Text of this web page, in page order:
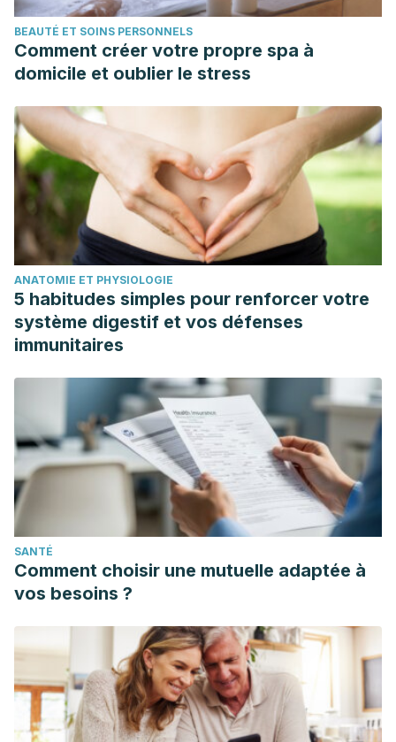
answers/hypothyroidism-diet/faq-20058554
VV.AA. (2017). Efectos del deporte sobre la glándula
tiroides. http://scielo.sld.cu/scielo.php?
Biblioteca Nacional de Medicina de Estados Unidos.
https://medlineplus.gov/spanish/ency/article/000371.htm
Segerstrom, Suzanne., Miller, Gregory.
(2004).Psychological Stress and the Human Immune
System: A Meta-Analytic Study of 30 Years of Inquiry.
https://www.ncbi.nlm.nih.gov/pmc/articles/PMC1361287/
BEAUTÉ ET SOINS PERSONNELS
Comment créer votre propre spa à
domicile et oublier le stress
ANATOMIE ET PHYSIOLOGIE
5 habitudes simples pour renforcer votre
système digestif et vos défenses
immunitaires
SANTÉ
Comment choisir une mutuelle adaptée à
vos besoins ?